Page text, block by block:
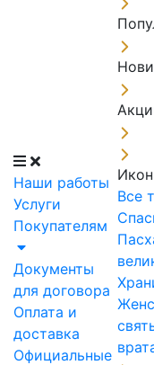
Наши работы
Услуги
Покупателям
Документы
для договора
Оплата и
доставка
Официальные
Все